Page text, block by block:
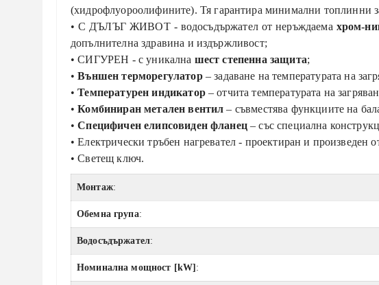
(хидрофлуороолифините). Тягарантира минимални топлинни
• С ДЪЛЪГ ЖИВОТ - водосъдържател от неръждаема хром-
допълнителна здравина и издържливост;
• СИГУРЕН - с уникална шест степенна защита;
•Външен терморегулатор– задаване на температурата на
•Температурен индикатор– отчита температурата на
•Комбиниран метален вентил – съвместява функциите на
•Специфичен елипсовиден фланец– със специална
• Електрически тръбен нагревател - проектиран и
• Светещ ключ.
Монтаж:
Обемна група:
Водосъдържател:
Номинална мощност [kW]: